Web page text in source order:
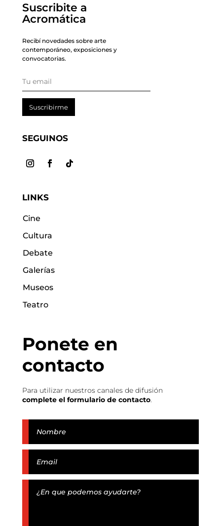
Suscribite a
Acromática
Recibí novedades sobre arte
contemporáneo, exposiciones y
convocatorias.
Suscribirme
SEGUINOS
LINKS
Cine
Cultura
Debate
Galerías
Museos
Teatro
Ponete en
contacto
Para utilizar nuestros canales de difusión
complete el formulario de contacto.